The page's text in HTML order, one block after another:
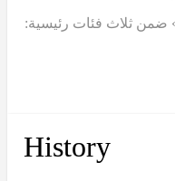
ضمن ثلاث فئات رئيسية:
History